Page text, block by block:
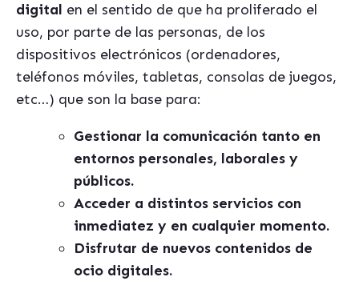
digital en el sentido de que ha proliferado el
uso, por parte de las personas, de los
dispositivos electrónicos (ordenadores,
teléfonos móviles, tabletas, consolas de juegos,
etc…) que son la base para:
Gestionar la comunicación tanto en
entornos personales, laborales y
públicos.
Acceder a distintos servicios con
inmediatez y en cualquier momento.
Disfrutar de nuevos contenidos de
ocio digitales.